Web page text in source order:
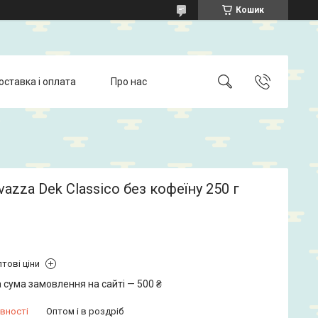
Кошик
і оплата Про нас
Dek Classico без кофеїну 250 г
ціни
сума замовлення на сайті — 500 ₴
Оптом і в роздріб